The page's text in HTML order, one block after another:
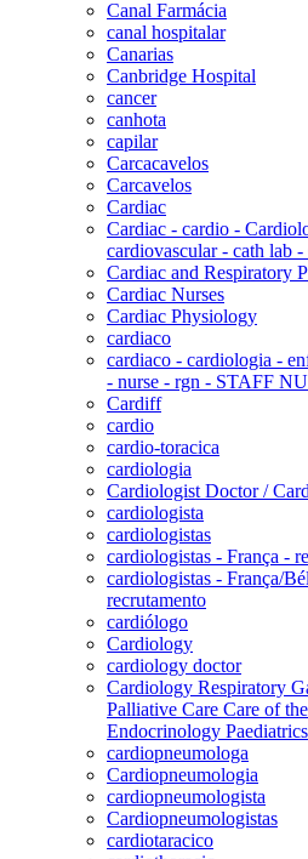
Canal Farmácia
canal hospitalar
Canarias
Canbridge Hospital
cancer
canhota
capilar
Carcacavelos
Carcavelos
Cardiac
Cardiac - cardio -
cardiovascular - cath lab
Cardiac and Respiratory
Cardiac Nurses
Cardiac Physiology
cardiaco
cardiaco - cardiologia -
- nurse - rgn - STAFF
Cardiff
cardio
cardio-toracica
cardiologia
Cardiologist Doctor /
cardiologista
cardiologistas
cardiologistas - França -
cardiologistas - França/
recrutamento
cardiólogo
Cardiology
cardiology doctor
Cardiology Respiratory
Palliative Care Care of
Endocrinology Paediatrics
cardiopneumologa
Cardiopneumologia
cardiopneumologista
Cardiopneumologistas
cardiotaracico